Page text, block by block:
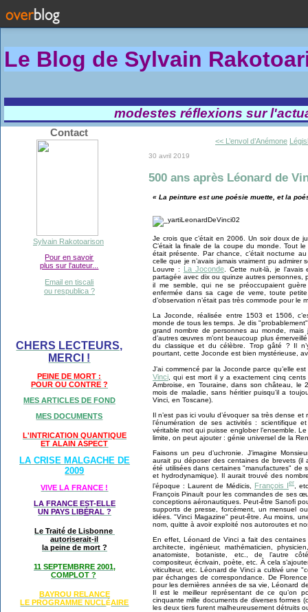
Le Blog de Sylvain Rakotoa
modestes réflexions sur
Contact
Sylvain Rakotoarison
Pour en savoir
plus sur l'auteur...
Email en tiscali
ou respublica ?
CHERS LECTEURS,
MERCI !
PEINE DE MORT :
POUR OU CONTRE ?
MES ARTICLES DE FOND
MES DOCUMENTS
L'INTRICATION QUANTIQUE
ET ALAIN ASPECT
LA CRISE MALGACHE DE
2009
VIVE LA FRANCE !
LA FRANCE EST-ELLE
UN PAYS LIBÉRAL ?
Le Traité de Lisbonne
autoriserait-il
la peine de mort ?
11 SEPTEMBRRE 2001,
COMPLOT ?
BAYROU RELANCE
LE PROGRAMME NUCLÉAIRE
<< L’envol d’Anémone
30 avril 2019
500 ans après Léonard de
« La peinture est une poésie muette, et la
Je crois que c’était en 2006. Un soir doux de
C’était la finale de la coupe du monde. Tout
était présente. Par chance, c’était nocturne
celle que je n’avais jamais vraiment pu
Louvre :
La Joconde. Cette nuit-là, je l’avais
partagée avec dix ou quinze autres personnes,
il me semble, qui ne se préoccupaient
enfermée dans sa cage de verre, toute
d’observation n’était pas très commode pour le
La Joconde, réalisée entre 1503 et 1506,
monde de tous les temps. Je dis
grand nombre de personnes au monde,
d’autres œuvres m’ont beaucoup plus
du classique et du célèbre. Trop gâté ? Il
pourtant, cette Joconde est bien mystérieuse,
J’ai commencé par la Joconde parce qu’elle
Vinci , qui est mort il y a exactement cinq
Ambroise, en Touraine, dans son château, le
mois de maladie, sans héritier puisqu’il a
Vinci, en Toscane).
Il n’est pas ici voulu d’évoquer sa très dense
l’énumération de ses activités : scientifique
véritable mot qui puisse englober l’ensemble.
limite, on peut ajouter : génie universel de la
Faisons un peu d’uchronie. J’imagine
aurait pu déposer des centaines de brevets
été utilisées dans certaines "manufactures" de
et hydrodynamique). Il aurait trouvé des
l’époque : Laurent de Médicis, François Ier ,
François Pinault pour les commandes de ses
conceptions aéronautiques. Peut-être Sanofi
supports de presse, forcément, un mensuel
idées. "Vinci Magazine" peut-être. Au moins,
nom, quitte à avoir exploité nos autoroutes et
En effet, Léonard de Vinci a fait des
architecte, ingénieur, mathématicien,
anatomiste, botaniste, etc., de l’autre
compositeur, écrivain, poète, etc. À cela
viticulteur, etc. Léonard de Vinci a cultivé une
par échanges de correspondance. De
pour les dernières années de sa vie, Léonard
Il est le meilleur représentant de ce qu’on
cinquante mille documents de diverses formes
les deux tiers furent malheureusement détruits